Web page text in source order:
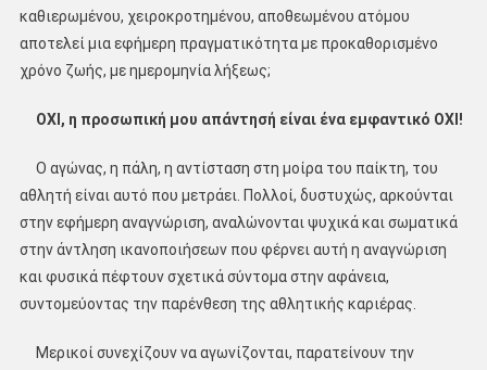
καθιερωμένου, χειροκροτημένου, αποθεωμένου ατόμου
αποτελεί μια εφήμερη πραγματικότητα με προκαθορισμένο
χρόνο ζωής, με ημερομηνία λήξεως;
ΟΧΙ, η προσωπική μου απάντησή είναι ένα εμφαντικό ΟΧΙ!
Ο αγώνας, η πάλη, η αντίσταση στη μοίρα του παίκτη, του
αθλητή είναι αυτό που μετράει. Πολλοί, δυστυχώς, αρκούνται
στην εφήμερη αναγνώριση, αναλώνονται ψυχικά και σωματικά
στην άντληση ικανοποιήσεων που φέρνει αυτή η αναγνώριση
και φυσικά πέφτουν σχετικά σύντομα στην αφάνεια,
συντομεύοντας την παρένθεση της αθλητικής καριέρας.
Μερικοί συνεχίζουν να αγωνίζονται, παρατείνουν την